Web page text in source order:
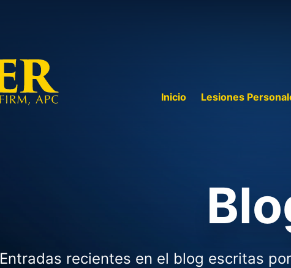
Inicio Lesiones
Entradas recientes en el blog escritas